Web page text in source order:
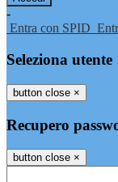
-
Entra con SPID
Seleziona utente
button close ×
Recupero
button close ×